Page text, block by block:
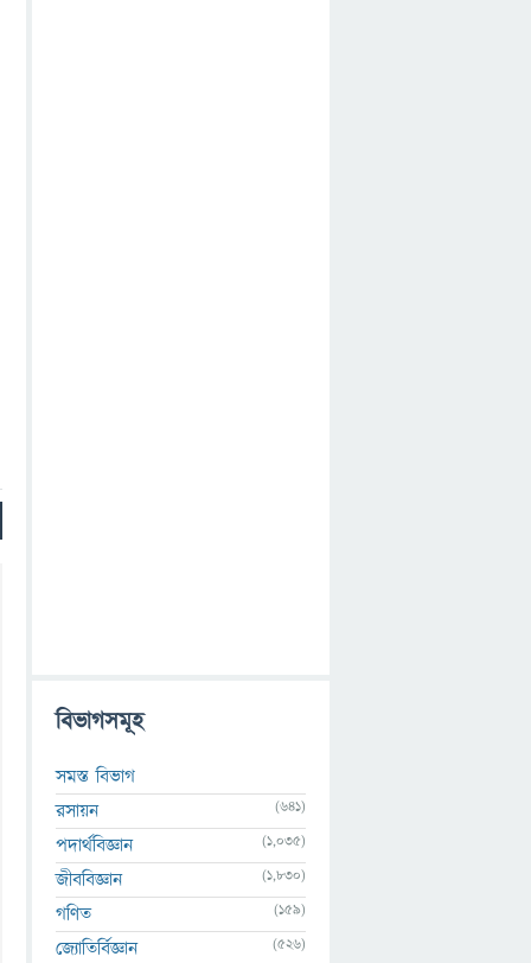
বিভাগসমূহ
সমস্ত বিভাগ
রসায়ন
(641)
পদার্থবিজ্ঞান (1,035)
জীববিজ্ঞান (1,830)
গণিত (159)
জ্যোতির্বিজ্ঞান (526)